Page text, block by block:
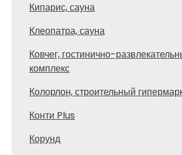
Кипарис, сауна
Клеопатра, сауна
Ковчег, гостинично-
комплекс
Колорлон, строительный
Конти Plus
Корунд